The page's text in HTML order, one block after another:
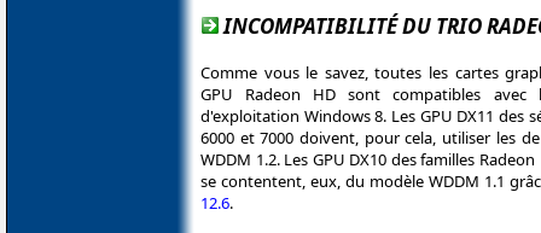
INCOMPATIBILITÉ DU TRIO
Comme vous le savez, toutes les cartes
GPU Radeon HD sont compatibles avec
d'exploitation Windows 8. Les GPU DX11 des
6000 et 7000 doivent, pour cela, utiliser les
WDDM 1.2. Les GPU DX10 des familles
se contentent, eux, du modèle WDDM 1.1
12.6.